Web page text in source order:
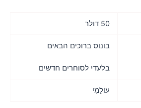
בונוס ברוכים הבאים
בלעדי לסוחרים חדשים
עוֹלָמִי